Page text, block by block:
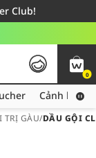
Club!
249,000Đ
Hồ Chí Minh
0
Cảnh báo
TRỊ GÀU/DẦU GỘI